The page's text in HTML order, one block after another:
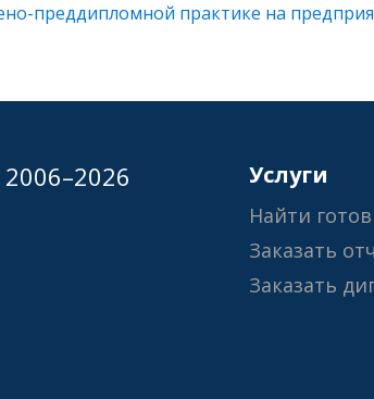
преддипломной практике на
Услуги
Найти
Заказать
Заказать